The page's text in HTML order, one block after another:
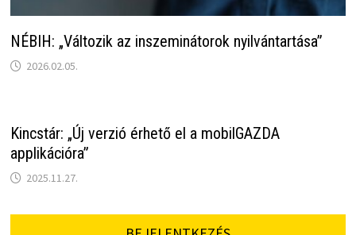
NÉBIH: „Változik az inszeminátorok nyilvántartása”
2026.02.05.
Kincstár: „Új verzió érhető el a mobilGAZDA
applikációra”
2025.11.27.